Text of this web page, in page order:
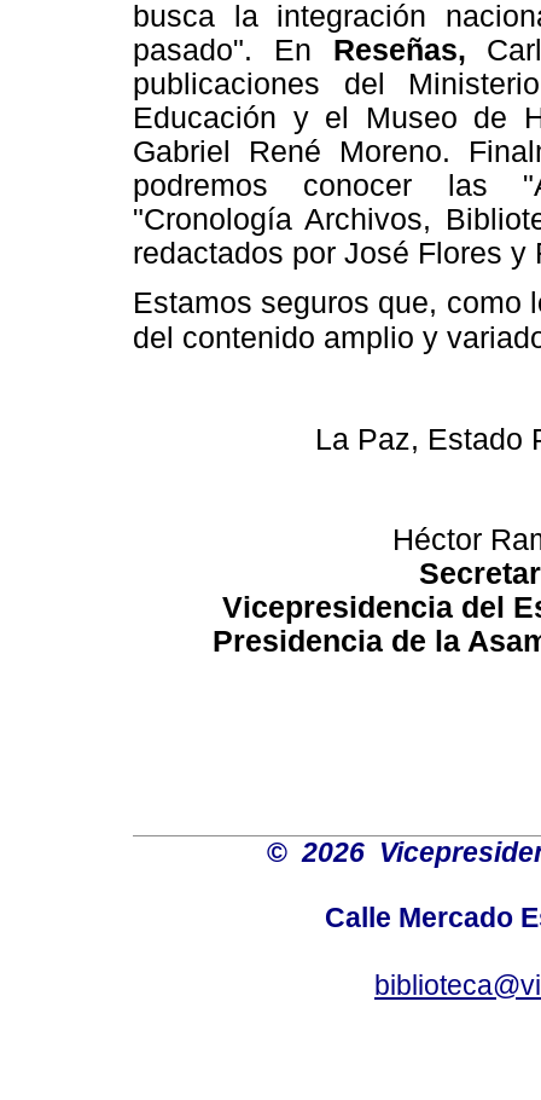
busca la integración
pasado". En Reseñas,
publicaciones del
Educación y el Museo de
Gabriel René Moreno.
podremos conocer las
"Cronología Archivos,
redactados por José Flores y
Estamos seguros que, como
del contenido amplio y
La Paz, Estado
Héctor
Vicepresidencia del
Presidencia de la
©2026
Calle Mercado